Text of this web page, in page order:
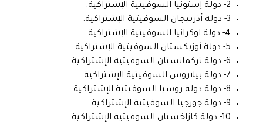
2- دولة إستونيا السوفيتية الإشتراكية.
3- دولة أذربيجان السوفيتية الإشتراكية.
4- دولة اوكرانيا السوفيتية الإشتراكية.
5- دولة أوزبكستان السوفيتية الإشتراكية.
6- دولة تركمانستان السوفيتية الإشتراكية.
7- دولة بيلاروس السوفيتية الإشتراكية.
8- دولة دولة روسيا السوفيتية الإشتراكية.
9- دولة جورجيا السوفيتية الإشتراكية.
10- دولة كازاخستان السوفيتية الإشتراكية.